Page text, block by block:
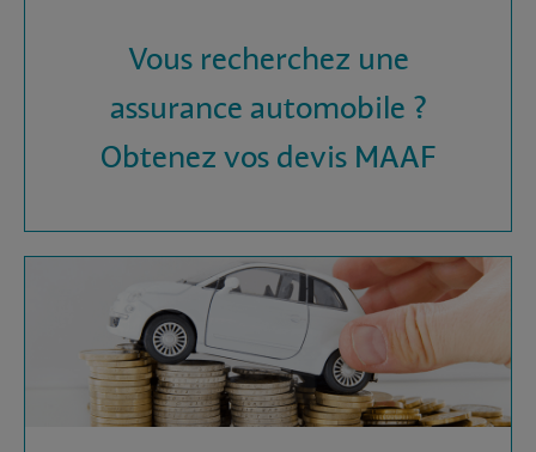
Vous recherchez une
assurance automobile ?
Obtenez vos devis MAAF